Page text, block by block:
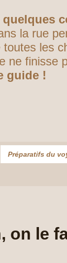
quelques
la rue
les
ne finisse
guide !
Préparatifs du
on le